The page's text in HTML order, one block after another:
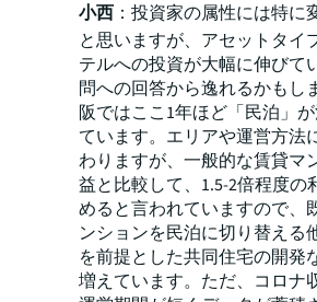
小西 ：投資家の属性には特に
と思いますが、アセットタイ
テルへの投資が大幅に伸びて
問への回答から逸れるかもし
阪ではここ1年ほど「民泊」
ています。エリアや運営方法
わりますが、一般的な賃貸マ
益と比較して、1.5-2倍程度の
めると言われていますので、
ンションを民泊に切り替える
を前提とした共同住宅の開発
増えています。ただ、コロナ